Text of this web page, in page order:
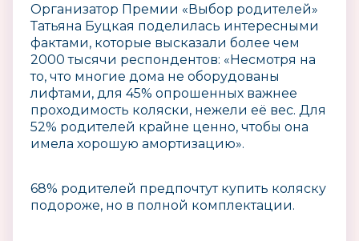
Организатор Премии «Выбор родителей»
Татьяна Буцкая поделилась интересными
фактами, которые высказали более чем
2000 тысячи респондентов: «Несмотря на
то, что многие дома не оборудованы
лифтами, для 45% опрошенных важнее
проходимость коляски, нежели её вес. Для
52% родителей крайне ценно, чтобы она
имела хорошую амортизацию».
68% родителей предпочтут купить коляску
подороже, но в полной комплектации.